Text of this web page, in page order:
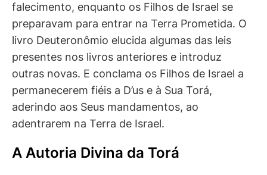
falecimento, enquanto os Filhos de Israel se
preparavam para entrar na Terra Prometida. O
livro Deuteronômio elucida algumas das leis
presentes nos livros anteriores e introduz
outras novas. E conclama os Filhos de Israel a
permanecerem fiéis a D’us e à Sua Torá,
aderindo aos Seus mandamentos, ao
adentrarem na Terra de Israel.
A Autoria Divina da Torá